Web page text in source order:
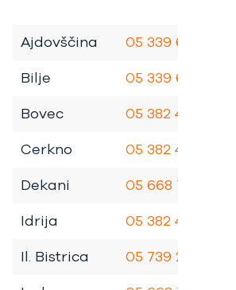
Ajdovščina
05 339 6970
Bilje
05 339 6980
Bovec
05 382 4083
Cerkno
05 382 4081
Dekani
05 668 7121
Idrija
05 382 4082
Il. Bistrica
05 739 2191